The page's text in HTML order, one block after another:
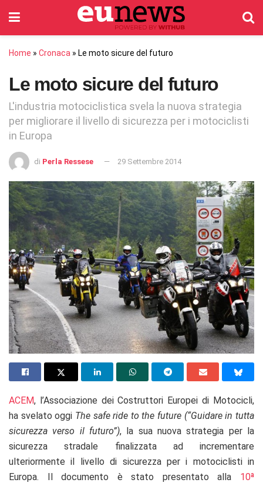
Home » Cronaca » Le moto sicure del futuro
Le moto sicure del futuro
L'industria motociclistica svela la nuova strategia
per migliorare il livello di sicurezza per i motociclisti
in Europa
di Perla Ressese 29 Settembre 2014
ACEM, l’Associazione dei Costruttori Europei di Motocicli,
ha svelato oggi The safe ride to the future (“Guidare in tutta
sicurezza verso il futuro”), la sua nuova strategia per la
sicurezza stradale finalizzata ad incrementare
ulteriormente il livello di sicurezza per i motociclisti in
Europa. Il documento è stato presentato alla 10ª